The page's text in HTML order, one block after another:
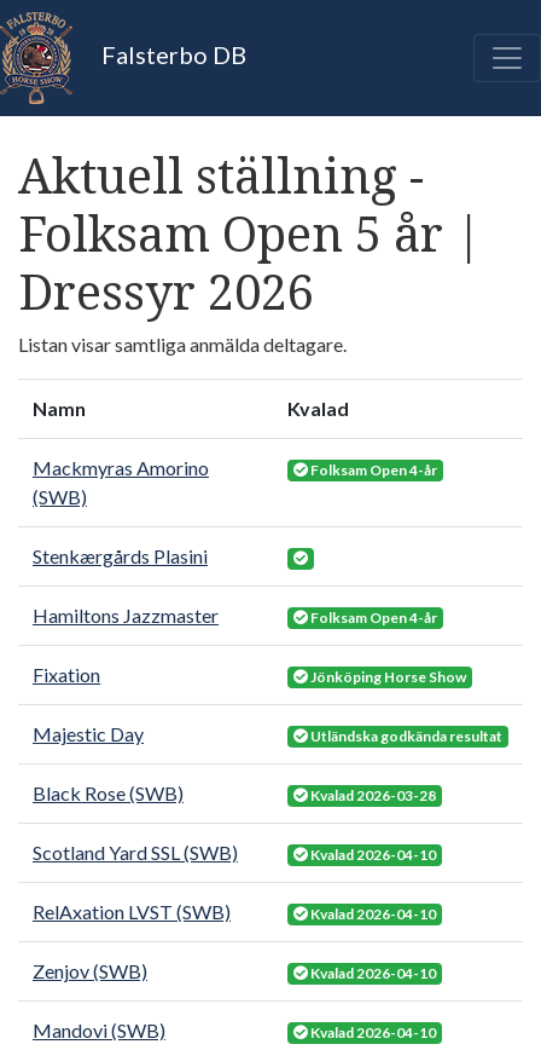
Falsterbo DB
Aktuell ställning -
Folksam Open 5 år |
Dressyr 2026
Listan visar samtliga anmälda deltagare.
Namn Kvalad
Mackmyras Amorino
(SWB)
Folksam Open 4-år
Stenkærgårds Plasini
Hamiltons Jazzmaster Folksam Open 4-år
Fixation Jönköping Horse Show
Majestic Day Utländska godkända resultat
Black Rose (SWB) Kvalad 2026-03-28
Scotland Yard SSL (SWB) Kvalad 2026-04-10
RelAxation LVST (SWB) Kvalad 2026-04-10
Zenjov (SWB) Kvalad 2026-04-10
Mandovi (SWB) Kvalad 2026-04-10